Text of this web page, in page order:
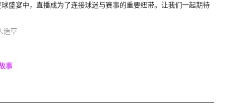
盛宴中，直播成为了连接球迷与赛事的重要纽带。让我们一起期待
造草
事